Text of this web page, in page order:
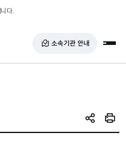
다.
연구소 소속기관 안내 전
SNS 공유인쇄